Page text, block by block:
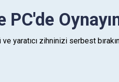
yaratıcı zihninizi serbest